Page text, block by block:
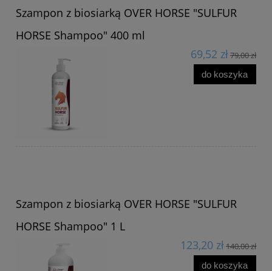
Szampon z biosiarką OVER HORSE "SULFUR
HORSE Shampoo" 400 ml
69,52 zł79,00 zł
do koszyka
Szampon z biosiarką OVER HORSE "SULFUR
HORSE Shampoo" 1 L
123,20 zł140,00 zł
do koszyka